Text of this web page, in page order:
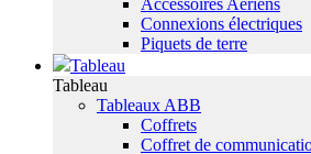
Accessoires Aériens
Connexions électriques
Piquets de terre
Tableau
Tableau
Tableaux ABB
Coffrets
Coffret de